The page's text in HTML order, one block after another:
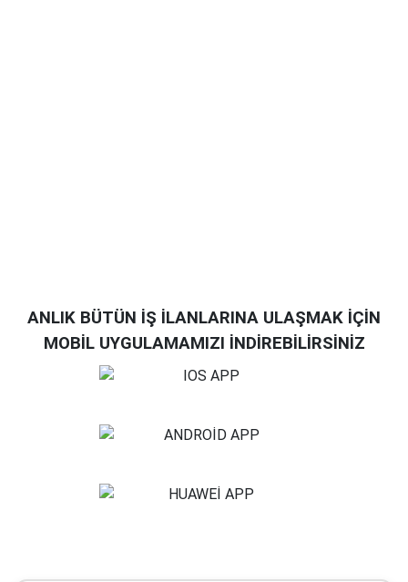
ANLIK BÜTÜN İŞ İLANLARINA ULAŞMAK İÇİN
MOBİL UYGULAMAMIZI İNDİREBİLİRSİNİZ